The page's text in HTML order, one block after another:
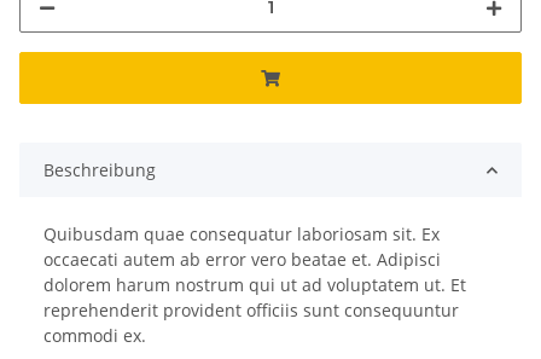
Beschreibung
Quibusdam quae consequatur laboriosam sit. Ex
occaecati autem ab error vero beatae et. Adipisci
dolorem harum nostrum qui ut ad voluptatem ut. Et
reprehenderit provident officiis sunt consequuntur
commodi ex.